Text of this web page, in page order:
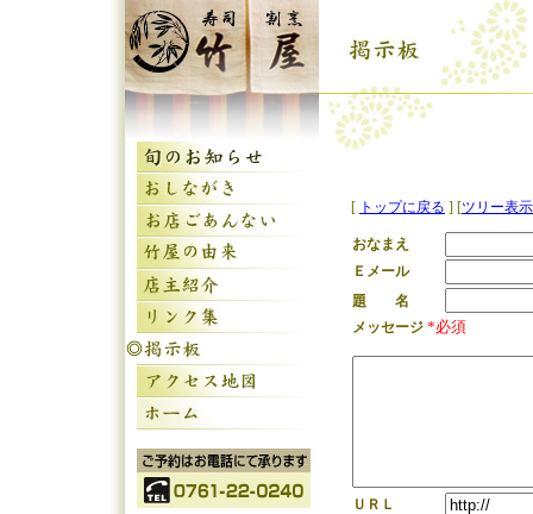
[ トップに戻る ] [ツリー表示
おなまえ
Ｅメール
題 名
メッセージ *必須
ＵＲＬ